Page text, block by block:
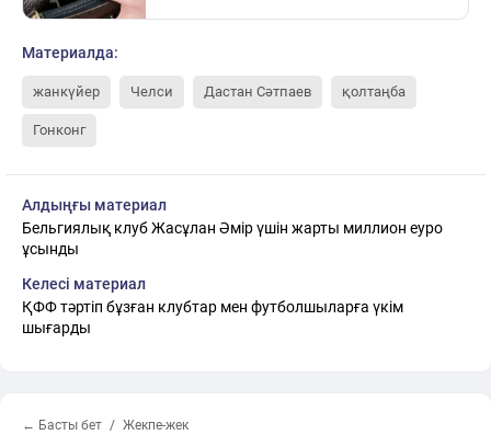
Материалда:
жанкүйер Челси Дастан Сәтпаев қолтаңба
Гонконг
Алдыңғы материал
Бельгиялық клуб Жасұлан Әмір үшін жарты миллион еуро
ұсынды
Келесі материал
ҚФФ тәртіп бұзған клубтар мен футболшыларға үкім
шығарды
← Басты бет Жекпе-жек